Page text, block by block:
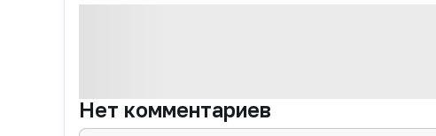
Нет комментариев